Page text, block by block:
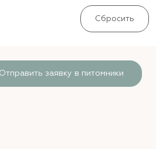
Сбросить
Отправить заявку в питомники